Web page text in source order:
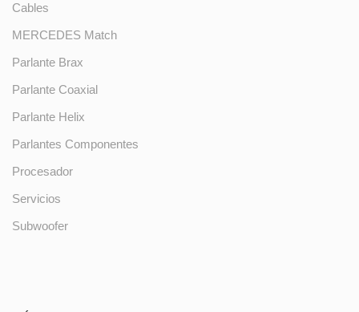
Cables
MERCEDES Match
Parlante Brax
Parlante Coaxial
Parlante Helix
Parlantes Componentes
Procesador
Servicios
Subwoofer